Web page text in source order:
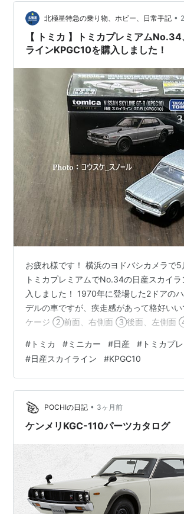
北極星特急の乗り物、ホビー、日常手記 •
【 トミカ 】トミカプレミアム
ラインKPGC10を購入しました！
お疲れ様です！ 横浜のヨドバシカメラで5
トミカプレミアムでNo.34の日産スカイ
入しました！ 1970年に登場した2ドアの
デルの車ですが、疾走感があって格好い
ケージ ②前面、右側面 ③後面、左側面
代スカイラインの展示イベントが開催され
KPGC10を見たことがあります。半世紀前
ですが、たとえ止まっていても「今にも
インパクト」を感じました。 その後個性
ンは登場しますが、個人的には「この
ラインの原点か…
# トミカ #ミニカー #日産 # トミカプ
#日産スカイライン #KPGC10
POCHIの日記 • 3ヶ月前
ケンメリKGC-110パーツカタログ